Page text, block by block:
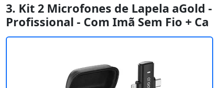
3. Kit 2 Microfones de Lapela aGold -
Profissional - Com Imã Sem Fio + Ca